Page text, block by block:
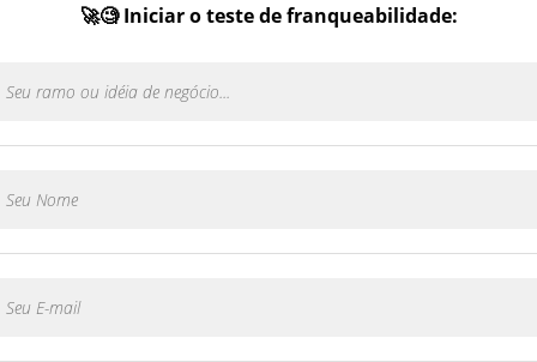
🚀🧐 Iniciar o teste de franqueabilidade: